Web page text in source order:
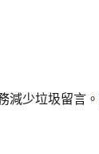
減少垃圾留言。